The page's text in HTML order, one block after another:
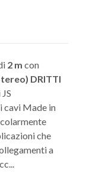
2 m con
DRITTI
cavi Made in
che
a